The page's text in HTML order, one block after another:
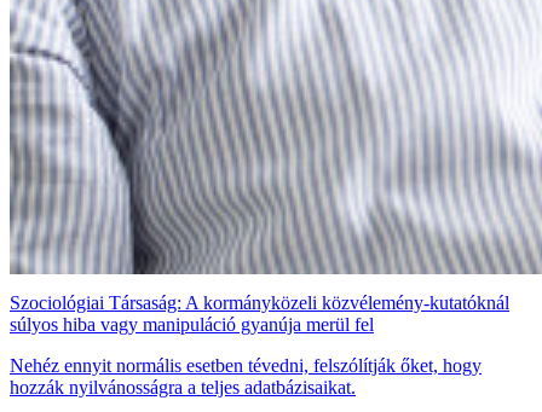
Szociológiai Társaság: A kormányközeli közvélemény-kutatóknál
súlyos hiba vagy manipuláció gyanúja merül fel
Nehéz ennyit normális esetben tévedni, felszólítják őket, hogy
hozzák nyilvánosságra a teljes adatbázisaikat.